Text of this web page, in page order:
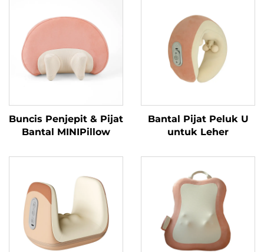
Buncis Penjepit & Pijat
Bantal MINIPillow
Bantal Pijat Peluk U
untuk Leher